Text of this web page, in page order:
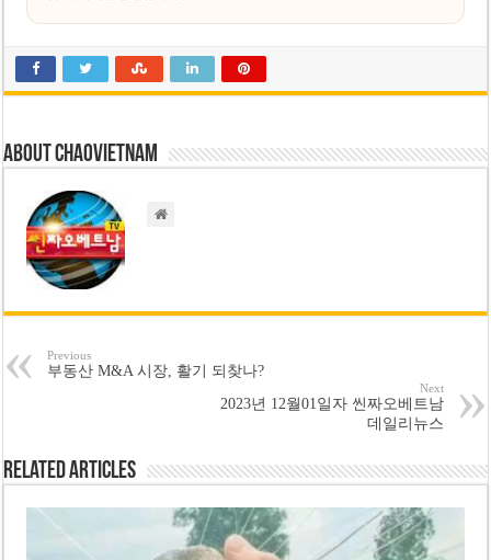
About chaovietnam
Previous
부동산 M&A 시장, 활기 되찾나?
Next
2023년 12월01일자 씬짜오베트남
데일리뉴스
Related Articles